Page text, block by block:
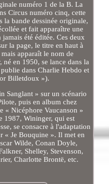
numéro 1 de la B. La
Circus numéro cinq, cette
la bande dessinée originale,
et fait apparaître une
été éditée. Ces deux
la page, le titre en haut à
apparaît le nom de
en 1950, se lance dans la
dans Charlie Hebdo et
Billetdoux »).
Sanglant » sur un scénario
puis en album chez
« Nicéphore Vaucanson »
1987, Wininger, qui est
se consacre à l'adaptation
« Je Bouquine ». Il met en
Wilde, Conan Doyle,
Shelley, Stevenson,
Charlotte Brontë, etc.